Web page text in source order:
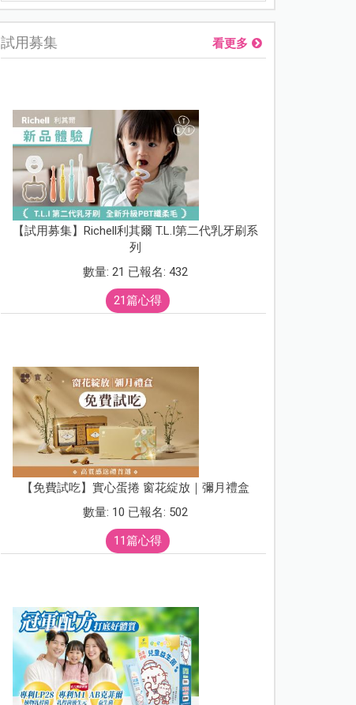
試用募集 看更多
【試用募集】Richell利其爾 T.L.I第二代乳牙刷系
列
數量: 21 已報名: 432
21篇心得
【免費試吃】實心蛋捲 窗花綻放｜彌月禮盒
數量: 10 已報名: 502
11篇心得